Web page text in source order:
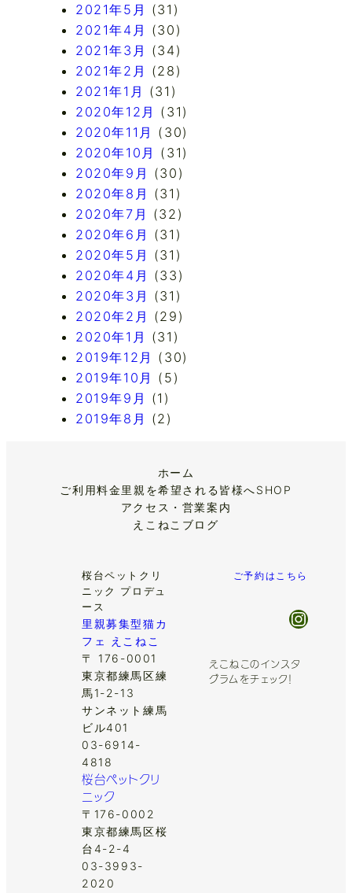
2021年5月 (31)
2021年4月 (30)
2021年3月 (34)
2021年2月 (28)
2021年1月 (31)
2020年12月 (31)
2020年11月 (30)
2020年10月 (31)
2020年9月 (30)
2020年8月 (31)
2020年7月 (32)
2020年6月 (31)
2020年5月 (31)
2020年4月 (33)
2020年3月 (31)
2020年2月 (29)
2020年1月 (31)
2019年12月 (30)
2019年10月 (5)
2019年9月 (1)
2019年8月 (2)
ホーム
ご利用料金里親を希望される皆様へSHOP
アクセス・営業案内
えこねこブログ
桜台ペットクリ
ニック プロデュ
ース
里親募集型猫カ
フェ えこねこ
〒 176-0001
東京都練馬区練
馬1-2-13
サンネット練馬
ビル401
03-6914-
4818
桜台ペットクリ
ニック
〒176-0002
東京都練馬区桜
台4-2-4
03-3993-
2020
ご予約はこちら
えこねこのインスタ
グラムをチェック！